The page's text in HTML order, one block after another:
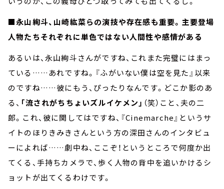
■永山絢斗、山崎紘菜らの演技や存在感も重要。主要登場
人物たちそれぞれに単色ではない人間性や感情がある
あるいは、永山絢斗さんがですね、これまた完璧にはまっ
ている……あれですね。『ふがいない僕は空を見た』以来
のですね……彼にもう、ぴったりなんです。どこか影のあ
る、 「流されがちちょいズルイケメン」 （笑）こと、夫の二
郎。これ、彼に関してはですね、『Cinemarche』というサ
イトのほりきみきさんという方の深田さんのインタビュ
ーによれば……劇中ね、ここぞ！というところで何度か出
てくる、手持ちカメラで、歩く人物の背中を追いかけるシ
ョットが出てくるわけです。